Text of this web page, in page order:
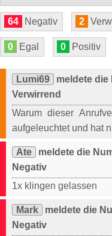
64 Negativ 2
0 Egal 0 Positiv
Lumi69
meldete die
Verwirrend
Warum dieser
aufgeleuchtet und hat
Ate
meldete die
Negativ
1x klingen gelassen
Mark
meldete die
Negativ